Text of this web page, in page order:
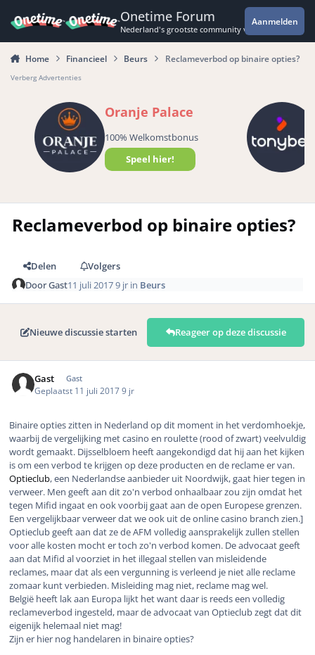
Onetime Forum
Nederland's grootste community voor de
Aanmelden
Home Financieel Beurs Reclameverbod op binaire opties?
Verberg Advertenties
Oranje Palace
100% Welkomstbonus
Speel hier!
Reclameverbod op binaire opties?
Delen
Volgers
DoorGast11 juli 20179 jr in Beurs
Nieuwe discussie starten Reageer op deze discussie
Gast Gast
Geplaatst 11 juli 20179 jr
Binaire opties zitten in Nederland op dit moment in het verdomhoekje,
waarbij de vergelijking met casino en roulette (rood of zwart) veelvuldig
wordt gemaakt. Dijsselbloem heeft aangekondigd dat hij aan het kijken
is om een verbod te krijgen op deze producten en de reclame er van.
Optieclub, een Nederlandse aanbieder uit Noordwijk, gaat hier tegen in
verweer. Men geeft aan dit zo'n verbod onhaalbaar zou zijn omdat het
tegen Mifid ingaat en ook voorbij gaat aan de open Europese grenzen.
Een vergelijkbaar verweer dat we ook uit de online casino branch zien.]
Optieclub geeft aan dat ze de AFM volledig aansprakelijk zullen stellen
voor alle kosten mocht er toch zo'n verbod komen. De advocaat geeft
aan dat Mifid al voorziet in het illegaal stellen van misleidende
reclames, maar dat als een vergunning is verleend je niet alle reclame
zomaar kunt verbieden. Misleiding mag niet, reclame mag wel.
België heeft lak aan Europa lijkt het want daar is reeds een volledig
reclameverbod ingesteld, maar de advocaat van Optieclub zegt dat dit
eigenijk helemaal niet mag!
Zijn er hier nog handelaren in binaire opties?